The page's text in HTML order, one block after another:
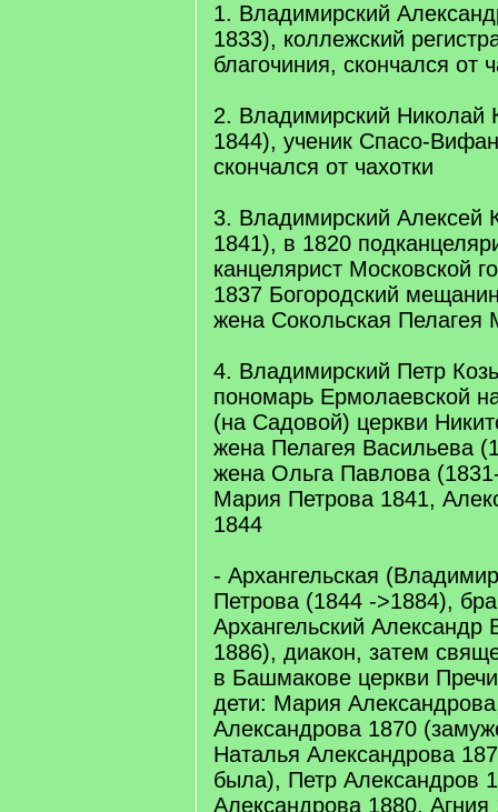
1. Владимирский
1833), коллежский
благочиния, скончался от
2. Владимирский Николай
1844), ученик Спасо-
скончался от чахотки
3. Владимирский Алексей
1841), в 1820
канцелярист Московской
1837 Богородский
жена Сокольская Пелагея
4. Владимирский Петр
пономарь Ермолаевской
(на Садовой) церкви
жена Пелагея Васильева
жена Ольга Павлова
Мария Петрова 1841,
1844
- Архангельская
Петрова (1844 ->1884),
Архангельский Александр
1886), диакон, затем
в Башмакове церкви
дети: Мария
Александрова 1870
Наталья Александрова
была), Петр Александров
Александрова 1880, Агния